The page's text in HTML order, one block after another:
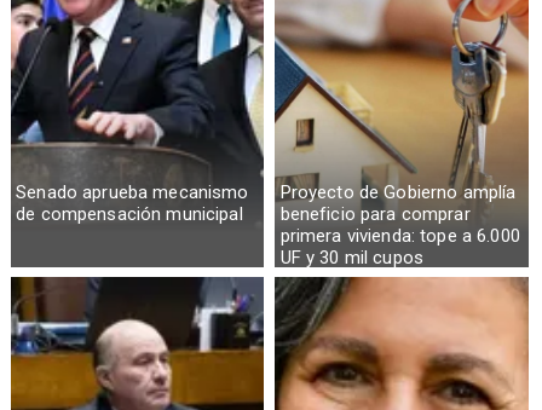
Senado aprueba mecanismo
de compensación municipal
Proyecto de Gobierno amplía
beneficio para comprar
primera vivienda: tope a 6.000
UF y 30 mil cupos